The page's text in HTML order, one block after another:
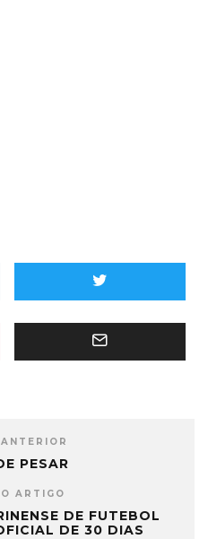
PESAR
ARTIGO
DE FUTEBOL
DE 30 DIAS